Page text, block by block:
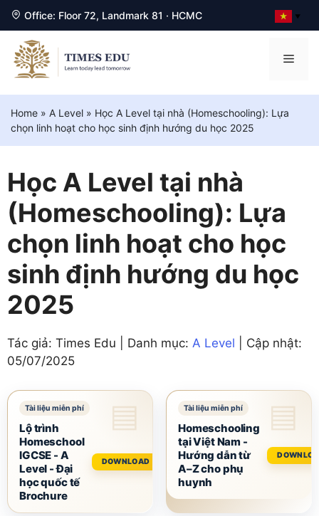
Office: Floor 72, Landmark 81 · HCMC ▼
Chuyển
đến
nội
dung
Home » A Level » Học A Level tại nhà (Homeschooling): Lựa
chọn linh hoạt cho học sinh định hướng du học 2025
Học A Level tại nhà
(Homeschooling): Lựa
chọn linh hoạt cho học
sinh định hướng du học
2025
Tác giả: Times Edu | Danh mục: A Level | Cập nhật:
05/07/2025
Lộ trình
Homeschool
IGCSE - A
Level - Đại
học quốc tế
Brochure
DOWNLOAD
Homeschooling
tại Việt Nam -
Hướng dẫn từ
A–Z cho phụ
huynh